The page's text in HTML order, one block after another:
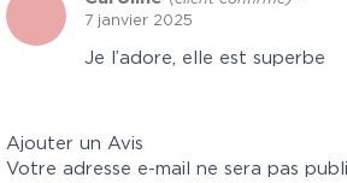
7 janvier 2025
Je l’adore, elle est superbe
Ajouter un Avis
Votre adresse e-mail ne sera pas